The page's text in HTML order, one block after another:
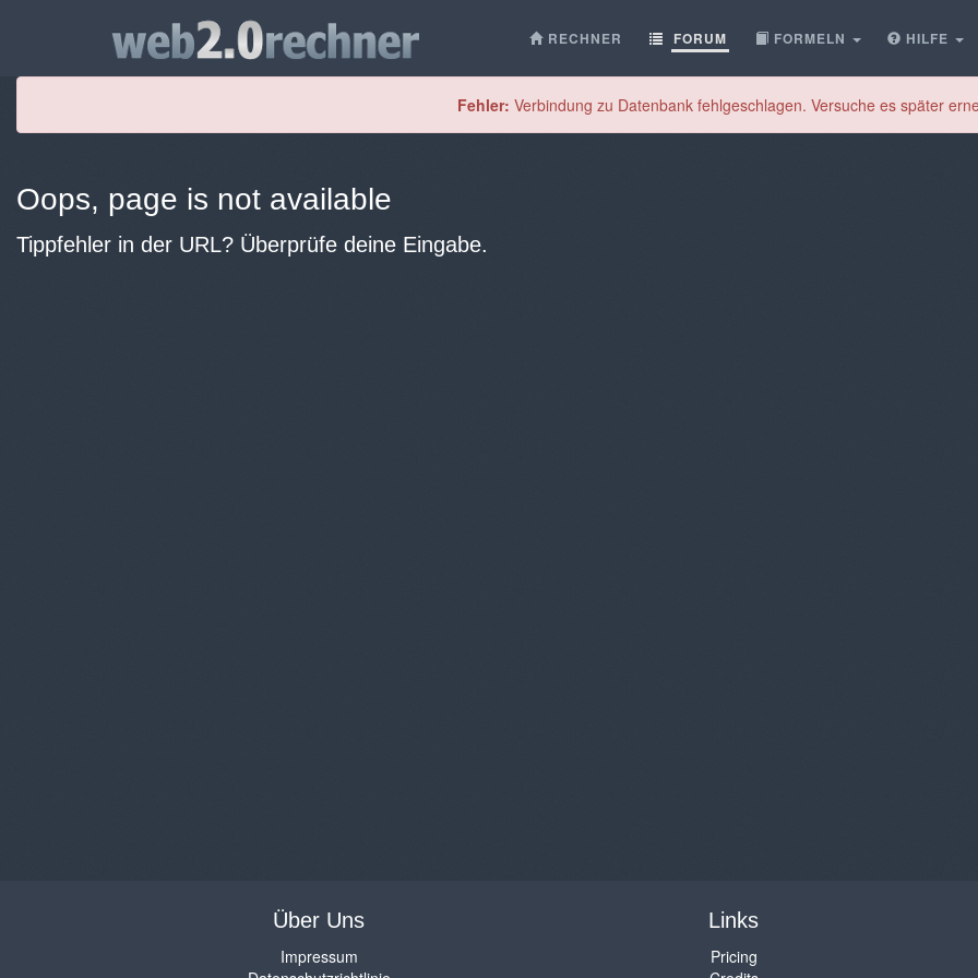
RECHNER FORUM FORMELN HILFE
Fehler: Verbindung zu Datenbank fehlgeschlagen. Versuche es später
Oops, page is not available
Tippfehler in der URL? Überprüfe deine Eingabe.
Über Uns
Impressum
Links
Pricing